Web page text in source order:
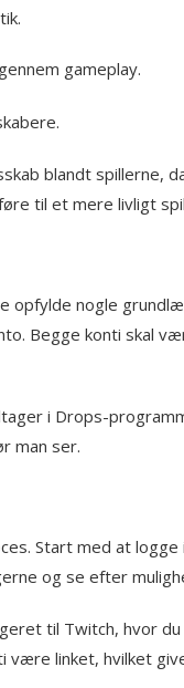
gameplay.
blandt spillerne,
til et mere livligt
opfylde nogle
Begge konti skal
i Drops-
man ser.
Start med at logge
og se efter
til Twitch, hvor du
være linket, hvilket